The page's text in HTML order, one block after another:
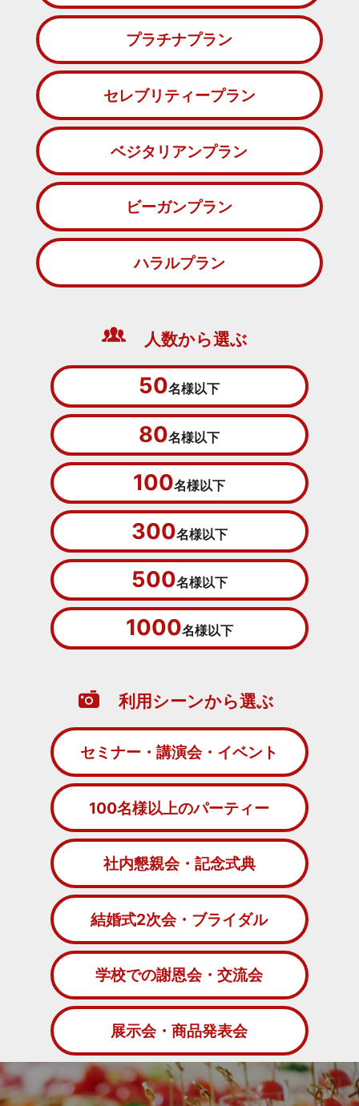
プラチナプラン
セレブリティープラン
ベジタリアンプラン
ビーガンプラン
ハラルプラン
人数から選ぶ
50名様以下
80名様以下
100名様以下
300名様以下
500名様以下
1000名様以下
利用シーンから選ぶ
セミナー・講演会・イベント
100名様以上のパーティー
社内懇親会・記念式典
結婚式2次会・ブライダル
学校での謝恩会・交流会
展示会・商品発表会